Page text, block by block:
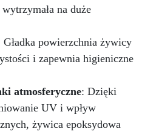
na duże
Gładka powierzchnia żywicy
i zapewnia higieniczne
atmosferyczne: Dzięki
UV i wpływ
żywica epoksydowa